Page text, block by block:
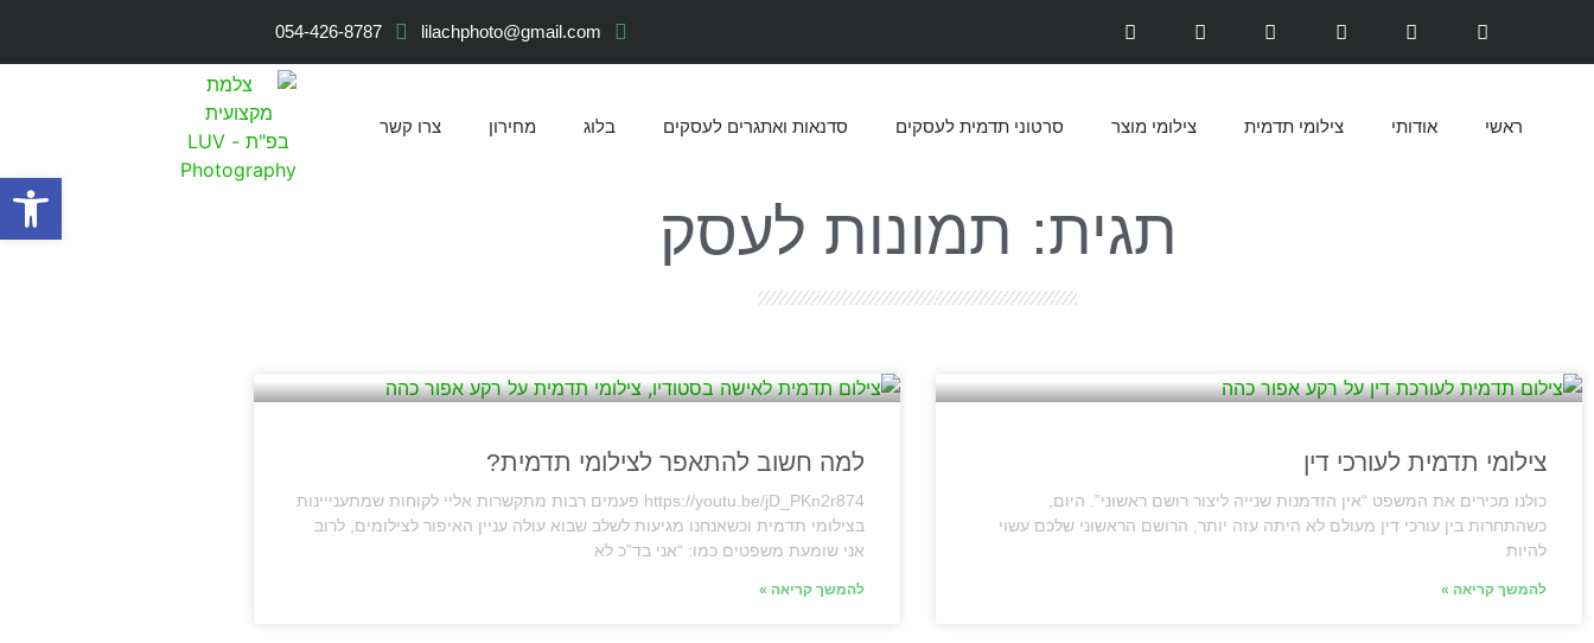
lilachphoto@gmail.com
054-426-8787
ראשי אודותי צילומי תדמית צילומי מוצר סרטוני תדמית לעסקים סדנאות ואתגרים לעסקים בלוג מחירון צרו קשר
תגית: תמונות לעסק
צילומי תדמית לעורכי דין
כולנו מכירים את המשפט “אין הזדמנות שנייה ליצור רושם ראשוני”. היום,
כשהתחרות בין עורכי דין מעולם לא היתה עזה יותר, הרושם הראשוני שלכם עשוי
להיות
להמשך קריאה »
למה חשוב להתאפר לצילומי תדמית?
https://youtu.be/jD_PKn2r874 פעמים רבות מתקשרות אליי לקוחות שמתענייינות
בצילומי תדמית וכשאנחנו מגיעות לשלב שבוא עולה עניין האיפור לצילומים, לרוב
אני שומעת משפטים כמו: “אני בד”כ לא
להמשך קריאה »